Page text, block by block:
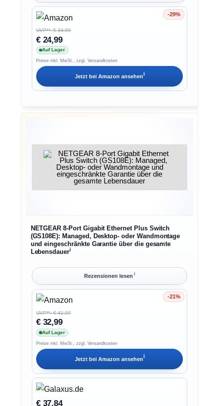
-29%
Ersparnis 29%
UVP**: € 34,99
€ 24,99
Auf Lager
Preise inkl. MwSt., zzgl. Versandkosten
Jetzt bei Amazon ansehenℹ︎
NETGEAR 8-Port Gigabit Ethernet Plus Switch
(GS108E): Managed, Desktop- oder Wandmontage
und eingeschränkte Garantie über die gesamte
Lebensdauerℹ︎
Rezensionen lesen ℹ︎
-21%
Ersparnis 21%
UVP**: € 41,99
€ 32,99
Auf Lager
Preise inkl. MwSt., zzgl. Versandkosten
Jetzt bei Amazon ansehenℹ︎
€ 37,84